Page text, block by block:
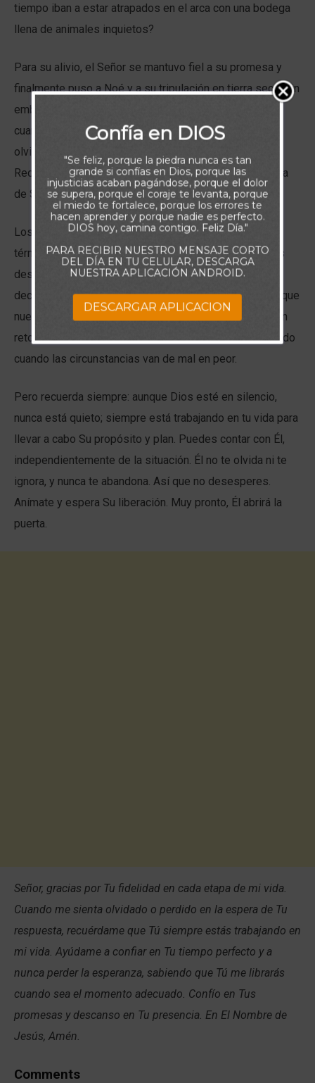
tiempo iban a estar atrapados en el arca con una bodega
llena de animales inquietos?
Para su alivio, el Señor se mantuvo fiel a su promesa y
finalmente puso a Noé y a su tripulación en tierra seca. Sin
embargo, podemos sentirnos algo desconcertados
cuando leemos: «Y se acordó Dios de Noé». ¿Se había
olvidado el Señor de él? No. Nuestro omnisciente
Redentor no olvida nada, especialmente cuando se trata
de Su pueblo.
Los autores humanos de las Escrituras utilizaron el
término «acordarse» para describir la actividad de Dios
después de que pareciera que Su participación había
decaído. Sobrevivir a los días difíciles, cuando parece que
nuestro clamor de ayuda ha sido ignorado, puede ser un
reto para nuestra fe. Nos sentimos olvidados, sobre todo
cuando las circunstancias van de mal en peor.
Pero recuerda siempre: aunque Dios esté en silencio,
nunca está quieto; siempre está trabajando en tu vida para
llevar a cabo Su propósito y plan. Puedes contar con Él,
independientemente de la situación. Él no te olvida ni te
ignora, y nunca te abandona. Así que no desesperes.
Anímate y espera Su liberación. Muy pronto, Él abrirá la
puerta.
Señor, gracias por Tu fidelidad en cada etapa de mi vida.
Cuando me sienta olvidado o perdido en la espera de Tu
respuesta, recuérdame que Tú siempre estás trabajando en
mi vida. Ayúdame a confiar en Tu tiempo perfecto y a
nunca perder la esperanza, sabiendo que Tú me librarás
cuando sea el momento adecuado. Confío en Tus
promesas y descanso en Tu presencia. En El Nombre de
Jesús, Amén.
Comments
Confía en DIOS
"Se feliz, porque la piedra nunca es tan
grande si confías en Dios, porque las
injusticias acaban pagándose, porque el dolor
se supera, porque el coraje te levanta, porque
el miedo te fortalece, porque los errores te
hacen aprender y porque nadie es perfecto.
DIOS hoy, camina contigo. Feliz Día."
PARA RECIBIR NUESTRO MENSAJE CORTO
DEL DÍA EN TU CELULAR, DESCARGA
NUESTRA APLICACIÓN ANDROID.
DESCARGAR APLICACION